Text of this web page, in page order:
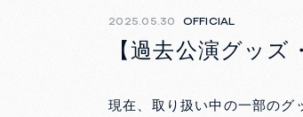
2025.05.30 OFFICIAL
【過去公演グッ
現在、取り扱い中の一部の